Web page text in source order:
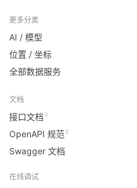
更多分类
AI / 模型
位置 / 坐标
全部数据服务
文档
接口文档
OpenAPI 规范
Swagger 文档
在线调试